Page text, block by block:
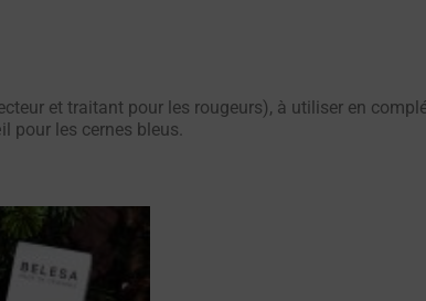
et traitant pour les rougeurs), à utiliser en
pour les cernes bleus.